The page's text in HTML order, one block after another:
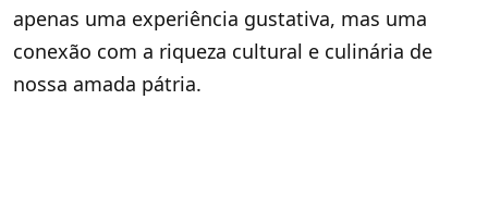
apenas uma experiência gustativa, mas uma
conexão com a riqueza cultural e culinária de
nossa amada pátria.